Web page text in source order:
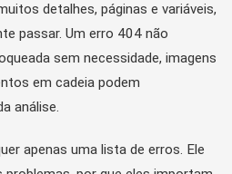
detalhes, páginas e variáveis,
passar. Um erro 404 não
sem necessidade, imagens
em cadeia podem
análise.
apenas uma lista de erros. Ele